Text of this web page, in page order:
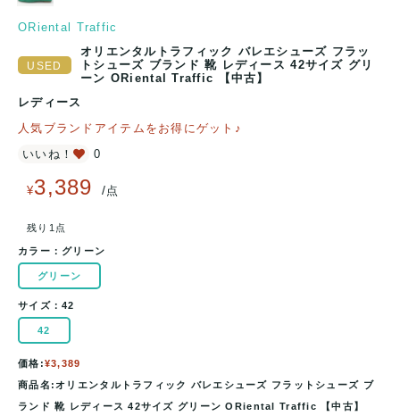
ORiental Traffic
オリエンタルトラフィック バレエシューズ フラッ
トシューズ ブランド 靴 レディース 42サイズ グリ
ーン ORiental Traffic 【中古】
レディース
人気ブランドアイテムをお得にゲット♪
いいね！
0
¥3,389 /点
残り1点
カラー： グリーン
グリーン
サイズ：42
42
価格:¥3,389
商品名:オリエンタルトラフィック バレエシューズ フラットシューズ ブ
ランド 靴 レディース 42サイズ グリーン ORiental Traffic 【中古】